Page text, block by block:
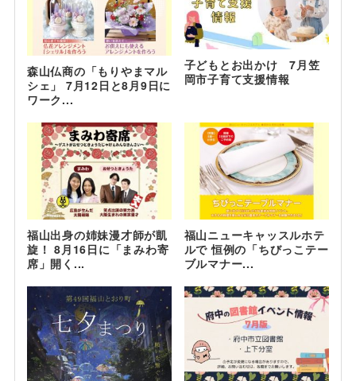
森山仏商の「もりやまマル
シェ」 7月12日と8月9日に
ワーク...
子どもとお出かけ 7月笠
岡市子育て支援情報
福山出身の姉妹漫才師が凱
旋！ 8月16日に「まみわ寄
席」開く...
福山ニューキャッスルホテ
ルで 恒例の「ちびっこテー
ブルマナー...